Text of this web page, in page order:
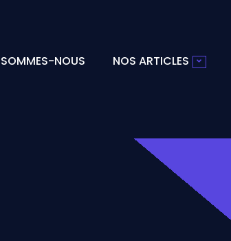
NOUS NOS ARTICLES